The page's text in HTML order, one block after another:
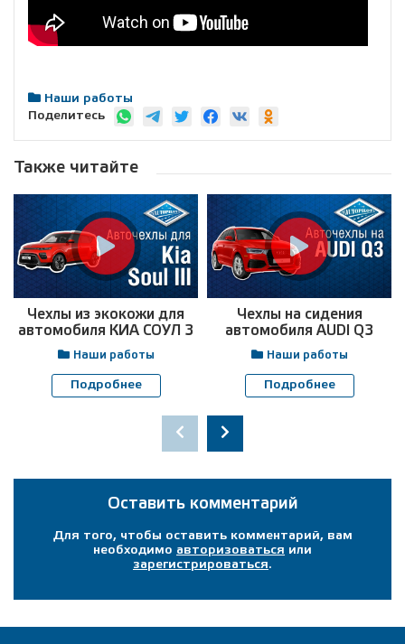
Наши работы
Поделитесь
Также читайте
Чехлы из экокожи для
автомобиля КИА СОУЛ 3
Наши работы
Подробнее
Чехлы на сидения
автомобиля AUDI Q3
Наши работы
Подробнее
Оставить комментарий
Для того, чтобы оставить комментарий, вам
необходимо авторизоваться или
зарегистрироваться.